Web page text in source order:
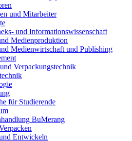
und Mitarbeiter
und Informationswissenschaft
Medienproduktion
Medienwirtschaft und Publishing
Verpackungstechnik
für Studierende
BuMerang
Entwickeln